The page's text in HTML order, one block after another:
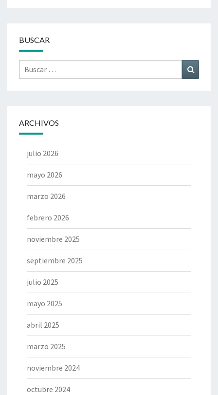
BUSCAR
Buscar
por:
ARCHIVOS
julio 2026
mayo 2026
marzo 2026
febrero 2026
noviembre 2025
septiembre 2025
julio 2025
mayo 2025
abril 2025
marzo 2025
noviembre 2024
octubre 2024